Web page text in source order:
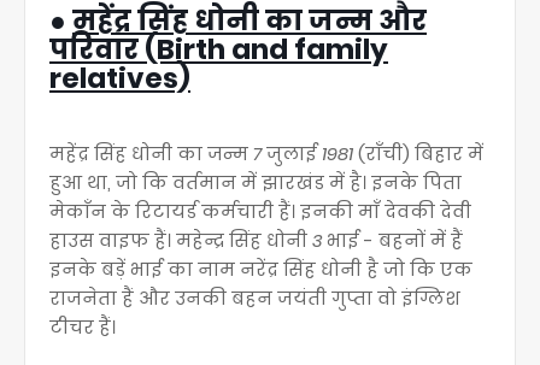
● महेंद्र सिंह धोनी का जन्म और
परिवार (Birth and family
relatives)
महेंद्र सिंह धोनी का जन्म7जुलाई1981(राँची) बिहार में
हुआ था, जो कि वर्तमान में झारखंड में है। इनके पिता
मेकाँन के रिटायर्ड कर्मचारी हैं। इनकी माँ देवकी देवी
हाउस वाइफ हैं। महेन्द्र सिंह धोनी3 भाई - बहनों में हैं
इनके बड़ें भाई का नाम नरेंद्र सिंह धोनी है जो कि एक
राजनेता हैं और उनकी बहन जयंती गुप्ता वो इंग्लिश
टीचर हैं।